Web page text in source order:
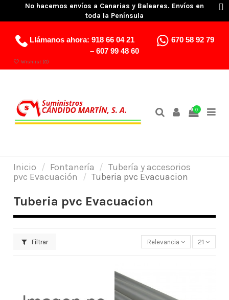
No hacemos envíos a Canarias y Baleares. Envíos en
toda la Península
Llámanos ahora: 918 66 04 21
670 58 92 79
– 607 99 48 60
Wishlist (0)
0
Inicio Fontanería
Tubería y accesorios
pvc Evacuación
Tuberia pvc Evacuacion
Tuberia pvc Evacuacion
Filtrar Relevancia 21